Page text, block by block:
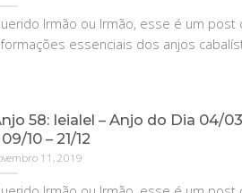
Irmão ou Irmão, esse é um post
essenciais dos anjos
58: Ieialel – Anjo do Dia 04/
09/10 – 21/12
11, 2019